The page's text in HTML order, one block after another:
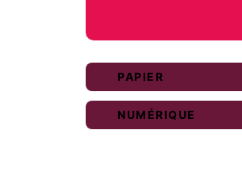
PAPIER
NUMÉRIQUE